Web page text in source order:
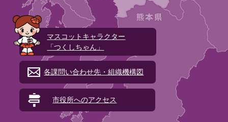
マスコットキャラクター
「つくしちゃん」
各課問い合わせ先・組織機構図
市役所へのアクセス